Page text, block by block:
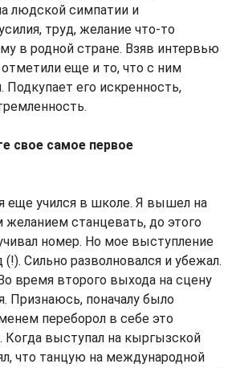
людской симпатии и
труд, желание что-то
в родной стране. Взяв интервью
еще и то, что с ним
Подкупает его искренность,
свое самое первое
еще учился в школе. Я вышел на
станцевать, до этого
номер. Но мое выступление
Сильно разволновался и убежал.
время второго выхода на сцену
Признаюсь, поначалу было
переборол в себе это
Когда выступал на кыргызской
что танцую на международной